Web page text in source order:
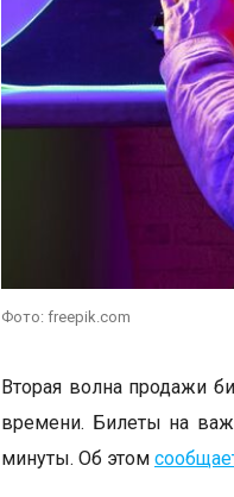
Фото: freepik.com
Вторая волна продажи
времени. Билеты на
минуты. Об этом